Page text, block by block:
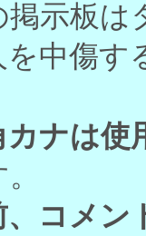
掲示板は
を中傷す
カナは使
、コメン